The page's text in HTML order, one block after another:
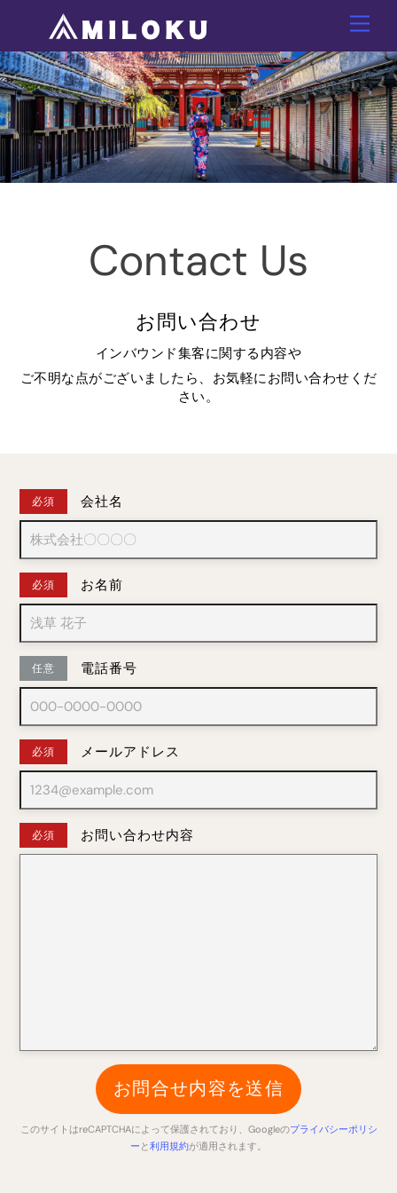
content
Contact Us
お問い合わせ
インバウンド集客に関する内容や
ご不明な点がございましたら、お気軽にお問い合わせくだ
さい。
必須 会社名
必須 お名前
任意 電話番号
必須 メールアドレス
必須 お問い合わせ内容
このサイトはreCAPTCHAによって保護されており、Googleのプライバシーポリシ
ー と利用規約が適用されます。